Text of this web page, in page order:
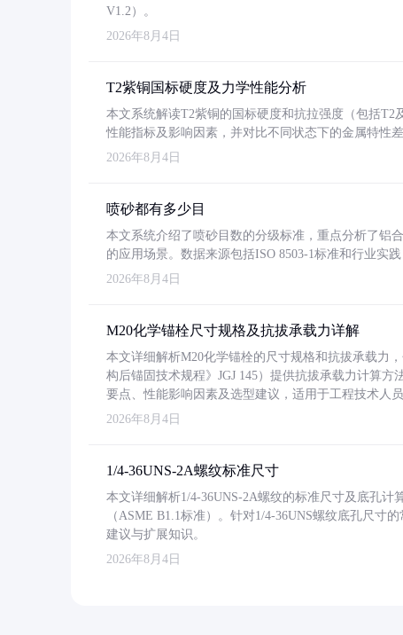
V1.2）。
2026年8月4日
T2紫铜国标硬度及力学性能分析
本文系统解读T2紫铜的国标硬度和抗拉强度（包括T2
性能指标及影响因素，并对比不同状态下的金属特性
2026年8月4日
喷砂都有多少目
本文系统介绍了喷砂目数的分级标准，重点分析了铝
的应用场景。数据来源包括ISO 8503-1标准和行业实
2026年8月4日
M20化学锚栓尺寸规格及抗拔承载力详解
本文详细解析M20化学锚栓的尺寸规格和抗拔承载力
构后锚固技术规程》JGJ 145）提供抗拔承载力计算
要点、性能影响因素及选型建议，适用于工程技术人员
2026年8月4日
1/4-36UNS-2A螺纹标准尺寸
本文详细解析1/4-36UNS-2A螺纹的标准尺寸及底孔
（ASME B1.1标准）。针对1/4-36UNS螺纹底孔尺寸
建议与扩展知识。
2026年8月4日